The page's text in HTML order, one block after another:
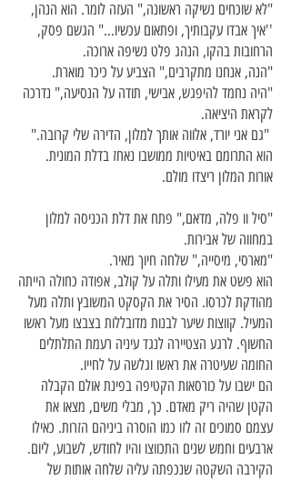
"לא שוכחים נשיקה ראשונה," העזה לומר. הוא הנהן,
''איך אבדו עקבותיך, ופתאום עכשיו..." הגשם פסק,
הרחובות בהקו, הנהג פלט נשיפה ארוכה.
"הנה, אנחנו מתקרבים," הצביע על כיכר מוארת.
"היה נחמד להיפגש, אבישי, תודה על הנסיעה," נדרכה
לקראת היציאה.
"גם אני יורד, אלווה אותך למלון, הדירה שלי קרובה."
הוא התרומם באיטיות ממושבו נאחז בדלת המונית.
אורות המלון ריצדו מולם.
"סיל וו פלה, מדאם," פתח את דלת הכניסה למלון
במחווה של אבירות.
"מארסי, מיסייה," שלחה חיוך מאיר.
הוא פשט את מעילו ותלה על קולב, אפודה כחולה הייתה
מהודקת לכרסו. הסיר את הקסקט המשובץ ותלה מעל
המעיל. קווצות שיער לבנות מדובללות בצבצו מעל ראשו
החשוף. לרגע הצטיירה לנגד עיניה רעמת התלתלים
החומה שעיטרה את ראשו וגלשה על לחייו.
הם ישבו על כורסאות הקטיפה בפינת אולם הקבלה
הקטן שהיה ריק מאדם. כך, מבלי משים, מצאו את
עצמם סמוכים זה לזו כמו הוסרה ביניהם הזרות. כאילו
ארבעים וחמש שנים התכווצו והיו לחודש, לשבוע, ליום.
הקירבה השקטה שנכפתה עליה שלחה אותות של